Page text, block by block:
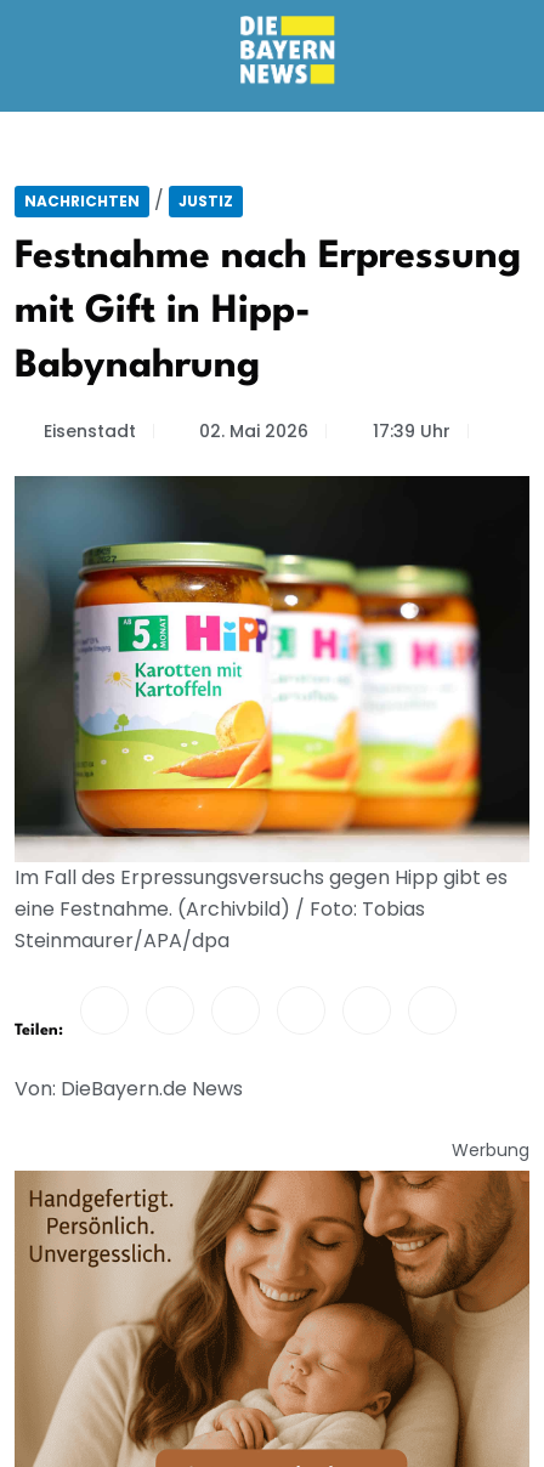
NACHRICHTEN / JUSTIZ
Festnahme nach Erpressung
mit Gift in Hipp-
Babynahrung
Eisenstadt 02. Mai 2026 17:39 Uhr
Im Fall des Erpressungsversuchs gegen Hipp gibt es
eine Festnahme. (Archivbild) / Foto: Tobias
Steinmaurer/APA/dpa
Teilen:
Von: DieBayern.de News
Werbung